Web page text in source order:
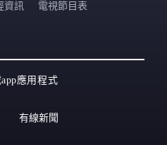
資訊 電視節目表
應用程式
有線新聞